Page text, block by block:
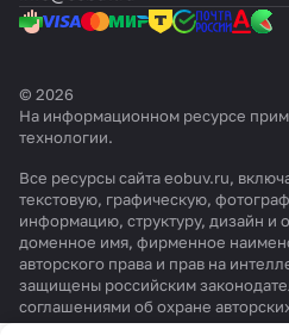
© 2026
На информационном ресурсе
технологии.
Все ресурсы сайта eobuv.ru,
текстовую, графическую,
информацию, структуру, дизайн и
доменное имя, фирменное
авторского права и прав на
защищены российским
соглашениями об охране